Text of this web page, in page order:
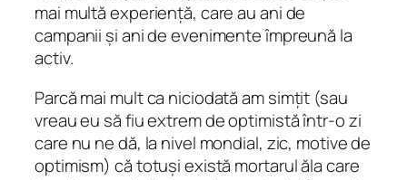
mai multă experiență, care au ani de
campanii și ani de evenimente împreună la
activ.
Parcă mai mult ca niciodată am simțit (sau
vreau eu să fiu extrem de optimistă într-o zi
care nu ne dă, la nivel mondial, zic, motive de
optimism) că totuși există mortarul ăla care